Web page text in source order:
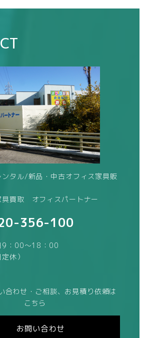
ンタル/新品・中古オフィス家具販
具買取 オフィスパートナー
356-100
：00～18：00
休）
合わせ・ご相談、お見積り依頼は
こちら
お問い合わせ